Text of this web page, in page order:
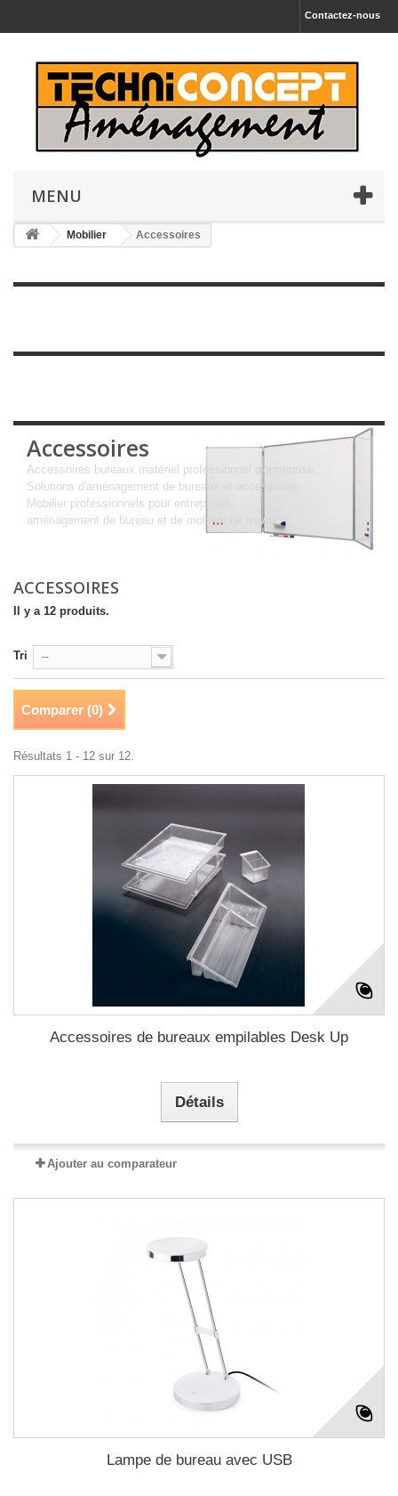
Contactez-nous
MENU
Mobilier Accessoires
Accessoires
Accessoires bureaux matériel professionnel d'entreprise.
Solutions d'aménagement de bureaux et accessoires
Mobilier professionnels pour entreprises,
aménagement de bureau et de mobilier de travail.
ACCESSOIRES
Il y a 12 produits.
Tri --
Comparer (0)
Résultats 1 - 12 sur 12.
Accessoires de bureaux empilables Desk Up
Détails
Ajouter au comparateur
Lampe de bureau avec USB